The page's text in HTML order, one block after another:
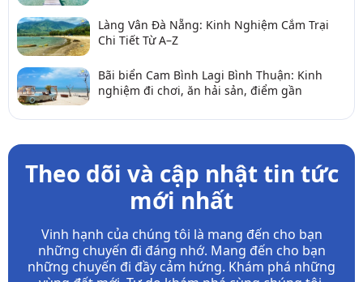
Làng Vân Đà Nẵng: Kinh Nghiệm Cắm Trại
Chi Tiết Từ A–Z
Bãi biển Cam Bình Lagi Bình Thuận: Kinh
nghiệm đi chơi, ăn hải sản, điểm gần
Theo dõi và cập nhật tin tức
mới nhất
Vinh hạnh của chúng tôi là mang đến cho bạn
những chuyến đi đáng nhớ. Mang đến cho bạn
những chuyến đi đầy cảm hứng. Khám phá những